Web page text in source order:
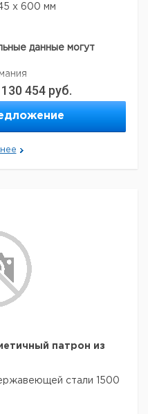
x 600 мм
данные могут
130 454 руб.
патрон из
стали 1500